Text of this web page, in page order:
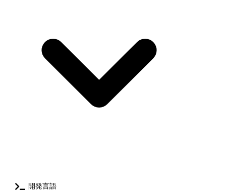
例】 <某製造業企業様での市民開発支援(業務効率化フロー開発)> ■環
境:PowerPlatform(PowerApps・PowerAutomate・PowerAutomateDesktop・
SharePointサイト など)、PowerShell、ExcelVBA ■工程:要件定義、設計、
開発、テスト ┗既に当社のメンバーがチームとして4名参画中(増員) ┗リ
モート頻度は週1回程度(現場作業状況により変動) ■特徴:企業様内では
DX推進の動きが全社的に高まっており、高度な市民開発支援に携わるこ
とができ、且つ、顧客に対して多くの支援が実施できる。 ┗ユーザー開
■環境:PowerPlatform(PowerApps・PowerAutomate)、ExcelVBA ■工程:要件
開発言語